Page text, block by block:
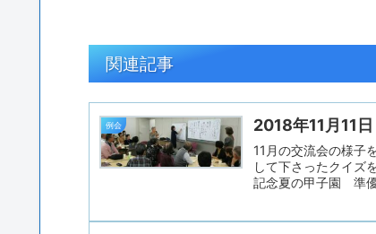
関連記事
例会 2018年11月11
11月の交流会の様子
して下さったクイズ
記念夏の甲子園 準